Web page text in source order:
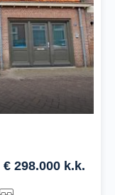
€ 298.000 k.k.